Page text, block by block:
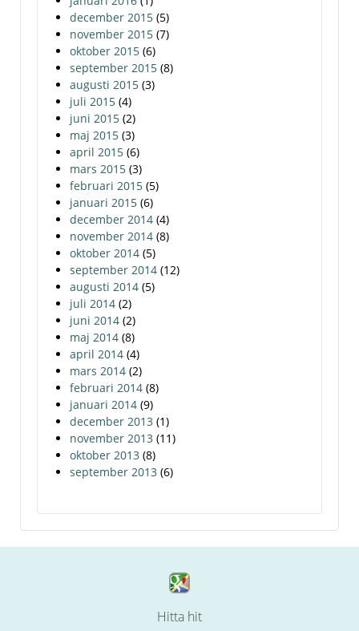
december 2015 (5)
november 2015 (7)
oktober 2015 (6)
september 2015 (8)
augusti 2015 (3)
juli 2015 (4)
juni 2015 (2)
maj 2015 (3)
april 2015 (6)
mars 2015 (3)
februari 2015 (5)
januari 2015 (6)
december 2014 (4)
november 2014 (8)
oktober 2014 (5)
september 2014 (12)
augusti 2014 (5)
juli 2014 (2)
juni 2014 (2)
maj 2014 (8)
april 2014 (4)
mars 2014 (2)
februari 2014 (8)
januari 2014 (9)
december 2013 (1)
november 2013 (11)
oktober 2013 (8)
september 2013 (6)
Hitta hit